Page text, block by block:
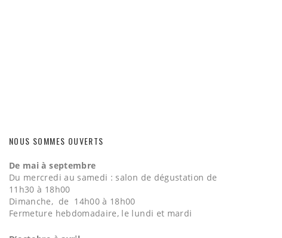
NOUS SOMMES OUVERTS
De mai à septembre
Du mercredi au samedi : salon de dégustation de
11h30 à 18h00
Dimanche, de 14h00 à 18h00
Fermeture hebdomadaire, le lundi et mardi